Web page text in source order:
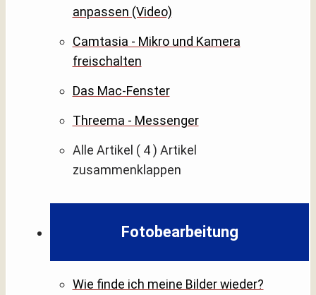
anpassen (Video)
Camtasia - Mikro und Kamera
freischalten
Das Mac-Fenster
Threema - Messenger
Alle Artikel ( 4 ) Artikel
zusammenklappen
Fotobearbeitung
Wie finde ich meine Bilder wieder?